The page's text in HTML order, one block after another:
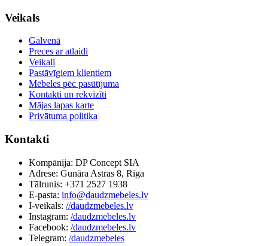
Veikals
Galvenā
Preces ar atlaidi
Veikali
Pastāvīgiem klientiem
Mēbeles pēc pasūtījuma
Kontakti un rekvizīti
Mājas lapas karte
Privātuma politika
Kontakti
Kompānija: DP Concept SIA
Adrese: Gunāra Astras 8, Rīga
Tālrunis: +371 2527 1938
E-pasta: info@daudzmebeles.lv
I-veikals: //daudzmebeles.lv
Instagram: /daudzmebeles.lv
Facebook: /daudzmebeles.lv
Telegram: /daudzmebeles